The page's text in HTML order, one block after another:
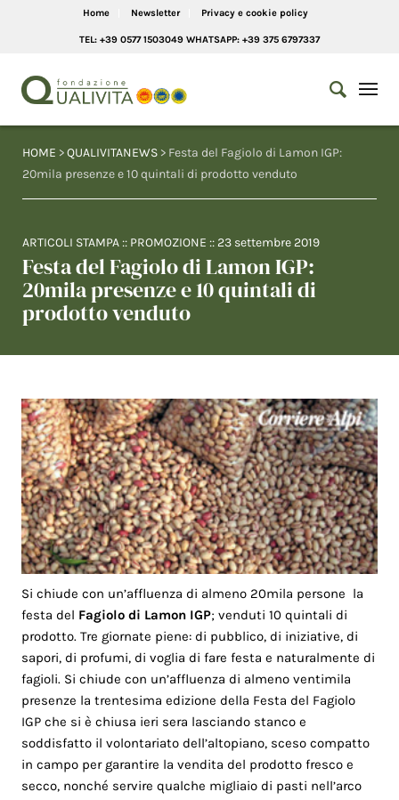
Home Newsletter Privacy e cookie policy
TEL: +39 0577 1503049 WHATSAPP: +39 375 6797337
HOME >QUALIVITANEWS > Festa del Fagiolo di Lamon IGP:
20mila presenze e 10 quintali di prodotto venduto
ARTICOLI STAMPA :: PROMOZIONE :: 23 settembre 2019
Festa del Fagiolo di Lamon IGP:
20mila presenze e 10 quintali di
prodotto venduto
Si chiude con un’affluenza di almeno 20mila persone la
festa del Fagiolo di Lamon IGP; venduti 10 quintali di
prodotto. Tre giornate piene: di pubblico, di iniziative, di
sapori, di profumi, di voglia di fare festa e naturalmente di
fagioli. Si chiude con un’affluenza di almeno ventimila
presenze la trentesima edizione della Festa del Fagiolo
IGP che si è chiusa ieri sera lasciando stanco e
soddisfatto il volontariato dell’altopiano, sceso compatto
in campo per garantire la vendita del prodotto fresco e
secco, nonché servire qualche migliaio di pasti nell’arco